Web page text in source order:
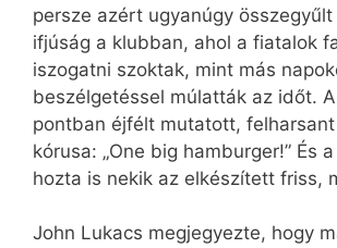
persze azért ugyanúgy
ifjúság a klubban, ahol a fiatalok
iszogatni szoktak, mint más
beszélgetéssel múlatták az időt.
pontban éjfélt mutatott,
kórusa: „One big hamburger!” És
hozta is nekik az elkészített friss,
John Lukacs megjegyezte, hogy